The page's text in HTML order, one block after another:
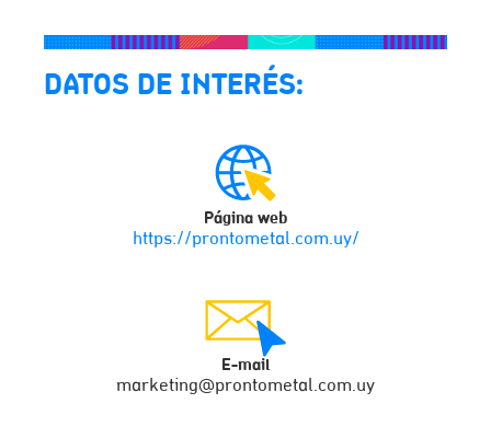
DATOS DE INTERÉS:
Página web
https://prontometal.com.uy/
E-mail
marketing@prontometal.com.uy